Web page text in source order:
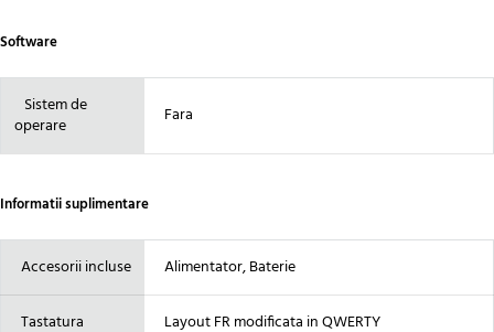
Software
Sistem de
operare
Fara
Informatii suplimentare
Accesorii incluse Alimentator, Baterie
Tastatura Layout FR modificata in QWERTY